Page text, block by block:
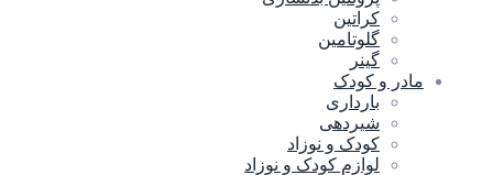
کراتین
گلوتامین
گینر
مادر و کودک
بارداری
شیردهی
کودک و نوزاد
لوازم کودک و نوزاد